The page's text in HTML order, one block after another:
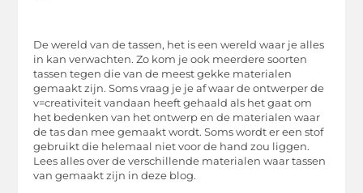
De wereld van de tassen, het is een wereld waar je alles
in kan verwachten. Zo kom je ook meerdere soorten
tassen tegen die van de meest gekke materialen
gemaakt zijn. Soms vraag je je af waar de ontwerper de
v=creativiteit vandaan heeft gehaald als het gaat om
het bedenken van het ontwerp en de materialen waar
de tas dan mee gemaakt wordt. Soms wordt er een stof
gebruikt die helemaal niet voor de hand zou liggen.
Lees alles over de verschillende materialen waar tassen
van gemaakt zijn in deze blog.